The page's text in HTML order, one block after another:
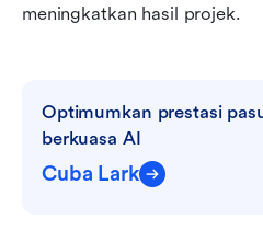
meningkatkan hasil projek.
Optimumkan prestasi
berkuasa AI
Cuba Lark